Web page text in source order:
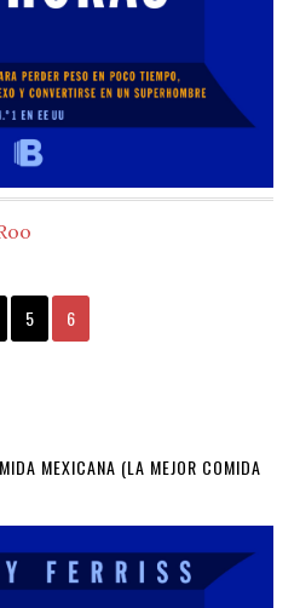
Page
5 Page
6
MEXICANA (LA MEJOR COMIDA